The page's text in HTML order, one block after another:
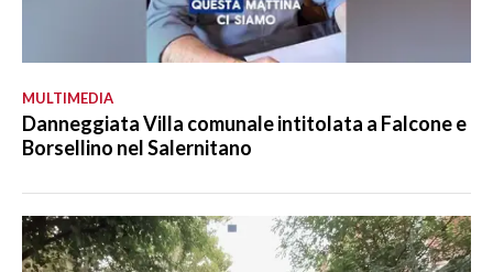
MULTIMEDIA
Danneggiata Villa comunale intitolata a Falcone e
Borsellino nel Salernitano